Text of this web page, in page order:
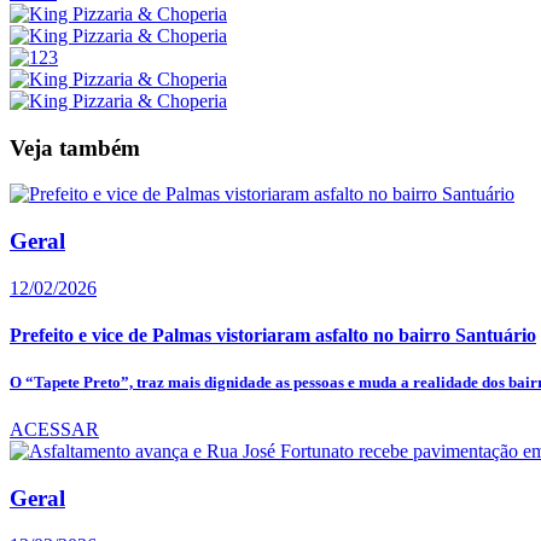
Veja também
Geral
12/02/2026
Prefeito e vice de Palmas vistoriaram asfalto no bairro Santuário
O “Tapete Preto”, traz mais dignidade as pessoas e muda a realidade dos
ACESSAR
Geral